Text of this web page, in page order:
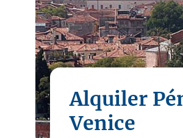
Alquiler
Venice